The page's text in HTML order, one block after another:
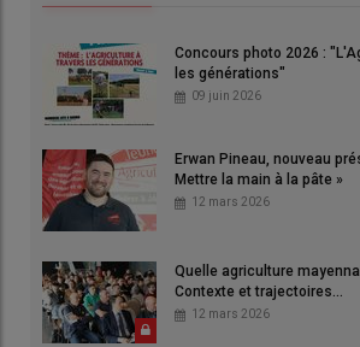
Concours photo 2026 :
les générations"
09 juin 2026
Erwan Pineau, nouveau
Mettre la main à la pâte »
12 mars 2026
Quelle agriculture
Contexte et trajectoires...
12 mars 2026